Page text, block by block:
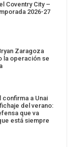
Coventry City –
2026-27
Zaragoza
la operación se
confirma a Unai
del verano:
que va
está siempre